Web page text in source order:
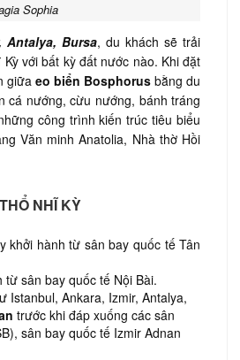
Sophia
Antalya, Bursa, du khách sẽ trải
với bất kỳ đất nước nào. Khi đặt
giữaeo biển Bosphorus bằng du
cá nướng, cừu nướng, bánh tráng
công trình kiến trúc tiêu biểu
Văn minh Anatolia, Nhà thờ Hồi
NHĨ KỲ
khởi hành từ sân bay quốc tế Tân
từ sân bay quốc tế Nội Bài.
Istanbul, Ankara, Izmir, Antalya,
trước khi đáp xuống các sân
sân bay quốc tế Izmir Adnan